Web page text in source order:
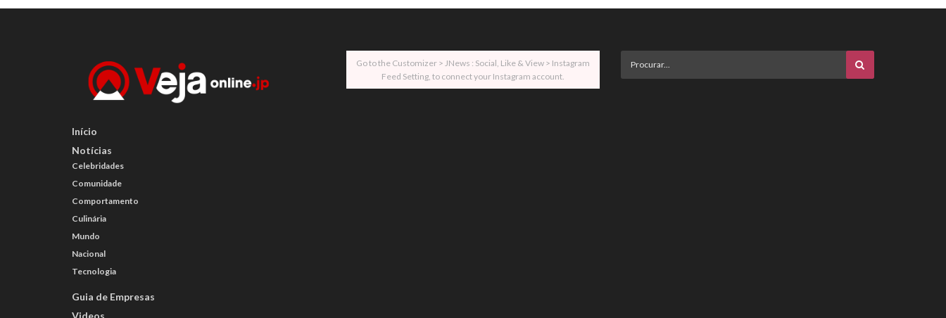
Início
Notícias
Celebridades
Comunidade
Comportamento
Culinária
Mundo
Nacional
Tecnologia
Guia de Empresas
Videos
Go to the Customizer > JNews : Social, Like & View > Instagram
Feed Setting, to connect your Instagram account.